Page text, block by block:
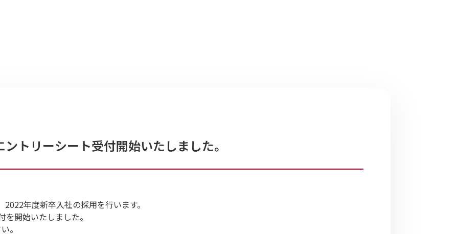
トリーシート受付開始いたしました。
年度新卒入社の採用を行います。
開始いたしました。
。